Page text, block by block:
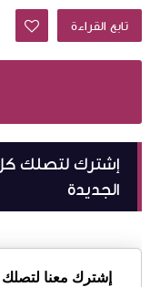
تابع القراءة
إشترك لتصلك كل
الجديدة
إشترك معنا لتصلك